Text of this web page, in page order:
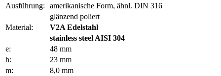
Ausführung:
amerikanische Form, ähnl. DIN 316
glänzend poliert
Material:
V2A Edelstahl
stainless steel AISI 304
e:
48 mm
h:
23 mm
m:
8,0 mm